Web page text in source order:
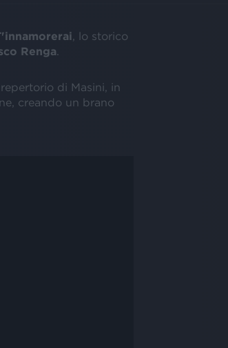
, lo storico
Renga
di Masini, in
creando un brano